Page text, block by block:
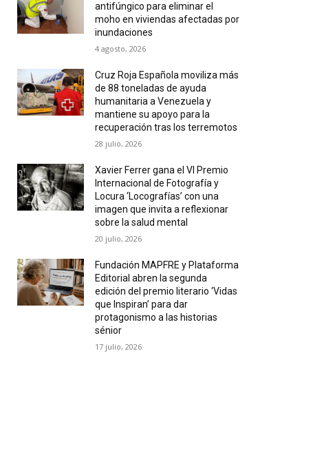
antifúngico para eliminar el
moho en viviendas afectadas por
inundaciones
4 agosto, 2026
Cruz Roja Española moviliza más
de 88 toneladas de ayuda
humanitaria a Venezuela y
mantiene su apoyo para la
recuperación tras los terremotos
28 julio, 2026
Xavier Ferrer gana el VI Premio
Internacional de Fotografía y
Locura ‘Locografías’ con una
imagen que invita a reflexionar
sobre la salud mental
20 julio, 2026
Fundación MAPFRE y Plataforma
Editorial abren la segunda
edición del premio literario ‘Vidas
que Inspiran’ para dar
protagonismo a las historias
sénior
17 julio, 2026